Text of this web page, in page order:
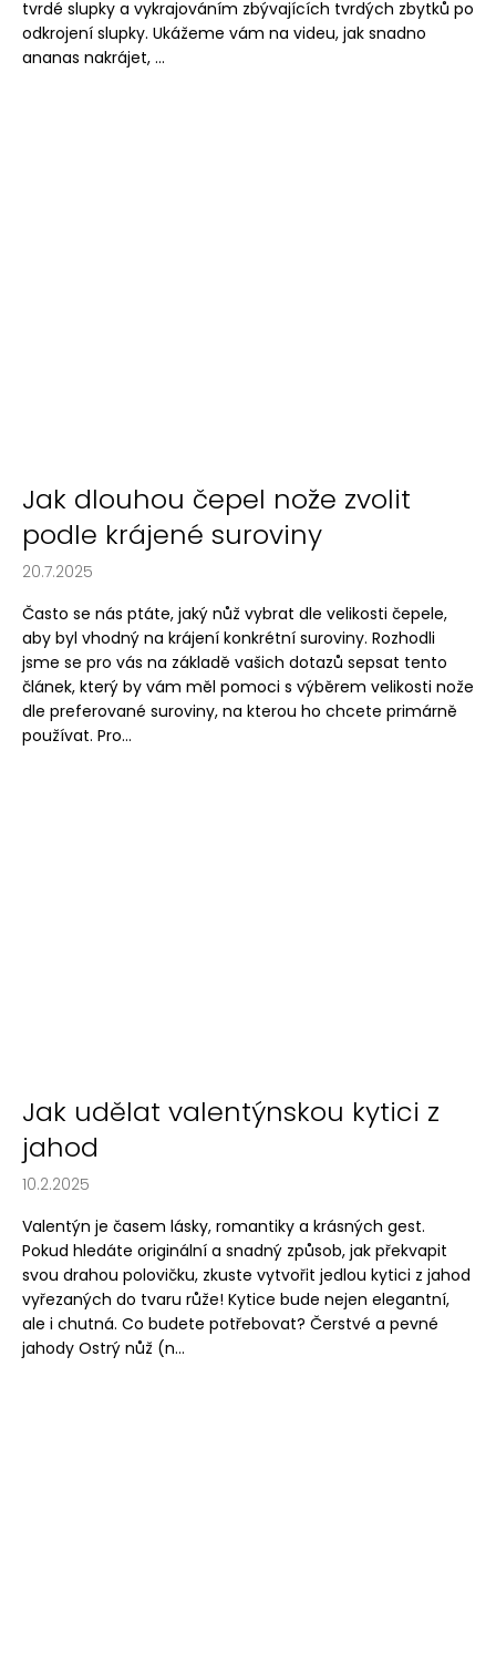
tvrdé slupky a vykrajováním zbývajících tvrdých zbytků po
odkrojení slupky. Ukážeme vám na videu, jak snadno
ananas nakrájet, ...
Jak dlouhou čepel nože zvolit
podle krájené suroviny
20.7.2025
Často se nás ptáte, jaký nůž vybrat dle velikosti čepele,
aby byl vhodný na krájení konkrétní suroviny. Rozhodli
jsme se pro vás na základě vašich dotazů sepsat tento
článek, který by vám měl pomoci s výběrem velikosti nože
dle preferované suroviny, na kterou ho chcete primárně
používat. Pro...
Jak udělat valentýnskou kytici z
jahod
10.2.2025
Valentýn je časem lásky, romantiky a krásných gest.
Pokud hledáte originální a snadný způsob, jak překvapit
svou drahou polovičku, zkuste vytvořit jedlou kytici z jahod
vyřezaných do tvaru růže! Kytice bude nejen elegantní,
ale i chutná. Co budete potřebovat? Čerstvé a pevné
jahody Ostrý nůž (n...